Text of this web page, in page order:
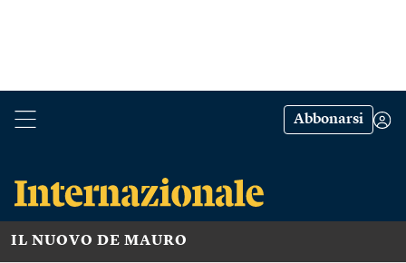
Abbonarsi
IL NUOVO DE MAURO